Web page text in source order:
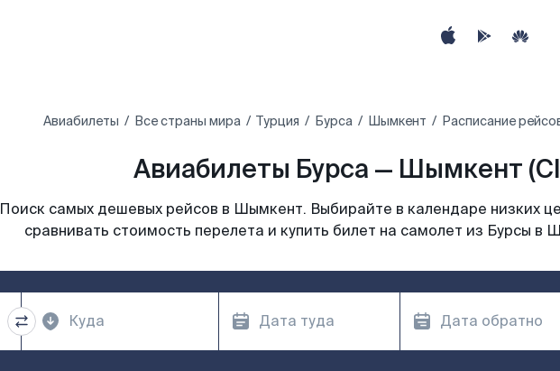
Авиабилеты Все страны мира Турция Бурса Шымкент Расписание
Авиабилеты Бурса — Шымкент
Поиск самых дешевых рейсов в Шымкент. Выбирайте в календаре низких
сравнивать стоимость перелета и купить билет на самолет из Бурсы в